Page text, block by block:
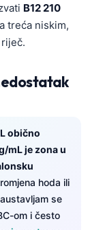
B12 210
treća niskim,
obično
mL je zona u
hoda ili
se
om i često